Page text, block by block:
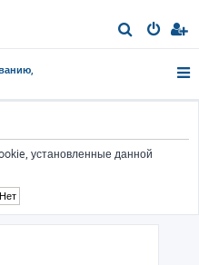
о
установленные данной